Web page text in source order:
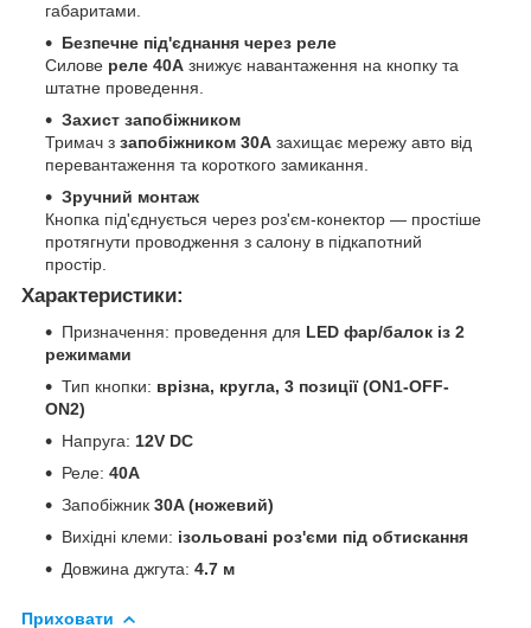
габаритами.
Безпечне під'єднання через реле
Силове реле 40A знижує навантаження на кнопку та
штатне проведення.
Захист запобіжником
Тримач з запобіжником 30A захищає мережу авто від
перевантаження та короткого замикання.
Зручний монтаж
Кнопка під'єднується через роз'єм-конектор — простіше
протягнути проводження з салону в підкапотний
простір.
Характеристики:
Призначення: проведення для LED фар/балок із 2
режимами
Тип кнопки: врізна, кругла, 3 позиції (ON1-OFF-
ON2)
Напруга: 12V DC
Реле: 40A
Запобіжник 30A (ножевий)
Вихідні клеми: ізольовані роз'єми під обтискання
Довжина джгута: 4.7 м
Приховати